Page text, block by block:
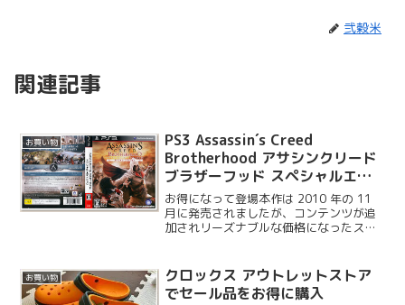
弐穀米
関連記事
お買い物
PS3 Assassin´s Creed
Brotherhood アサシンクリード
ブラザーフッド スペシャルエデ
ィション
お得になって登場本作は 2010 年の 11
月に発売されましたが、コンテンツが追
加されリーズナブルな価格になったスペ
となりますが、前作と同様に ...
お買い物
クロックス アウトレットストア
でセール品をお得に購入